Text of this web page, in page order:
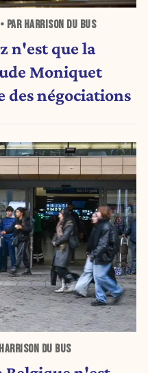
PAR HARRISON DU BUS
n'est que la
Moniquet
des négociations
DU BUS